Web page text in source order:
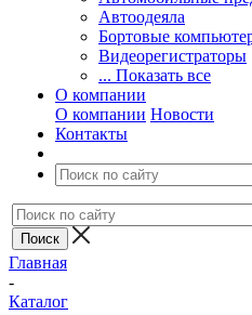
Автоодеяла
Бортовые
Видеорегистраторы
... Показать все
О компании
О компании Новости
Контакты
Главная
-
Каталог